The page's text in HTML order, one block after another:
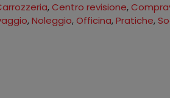
,Centro revisione,
,Noleggio,Officina,Pratiche,